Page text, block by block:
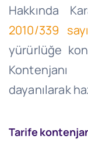
Hakkında
2010/339
yürürlüğe
dayanılarak
Tarife